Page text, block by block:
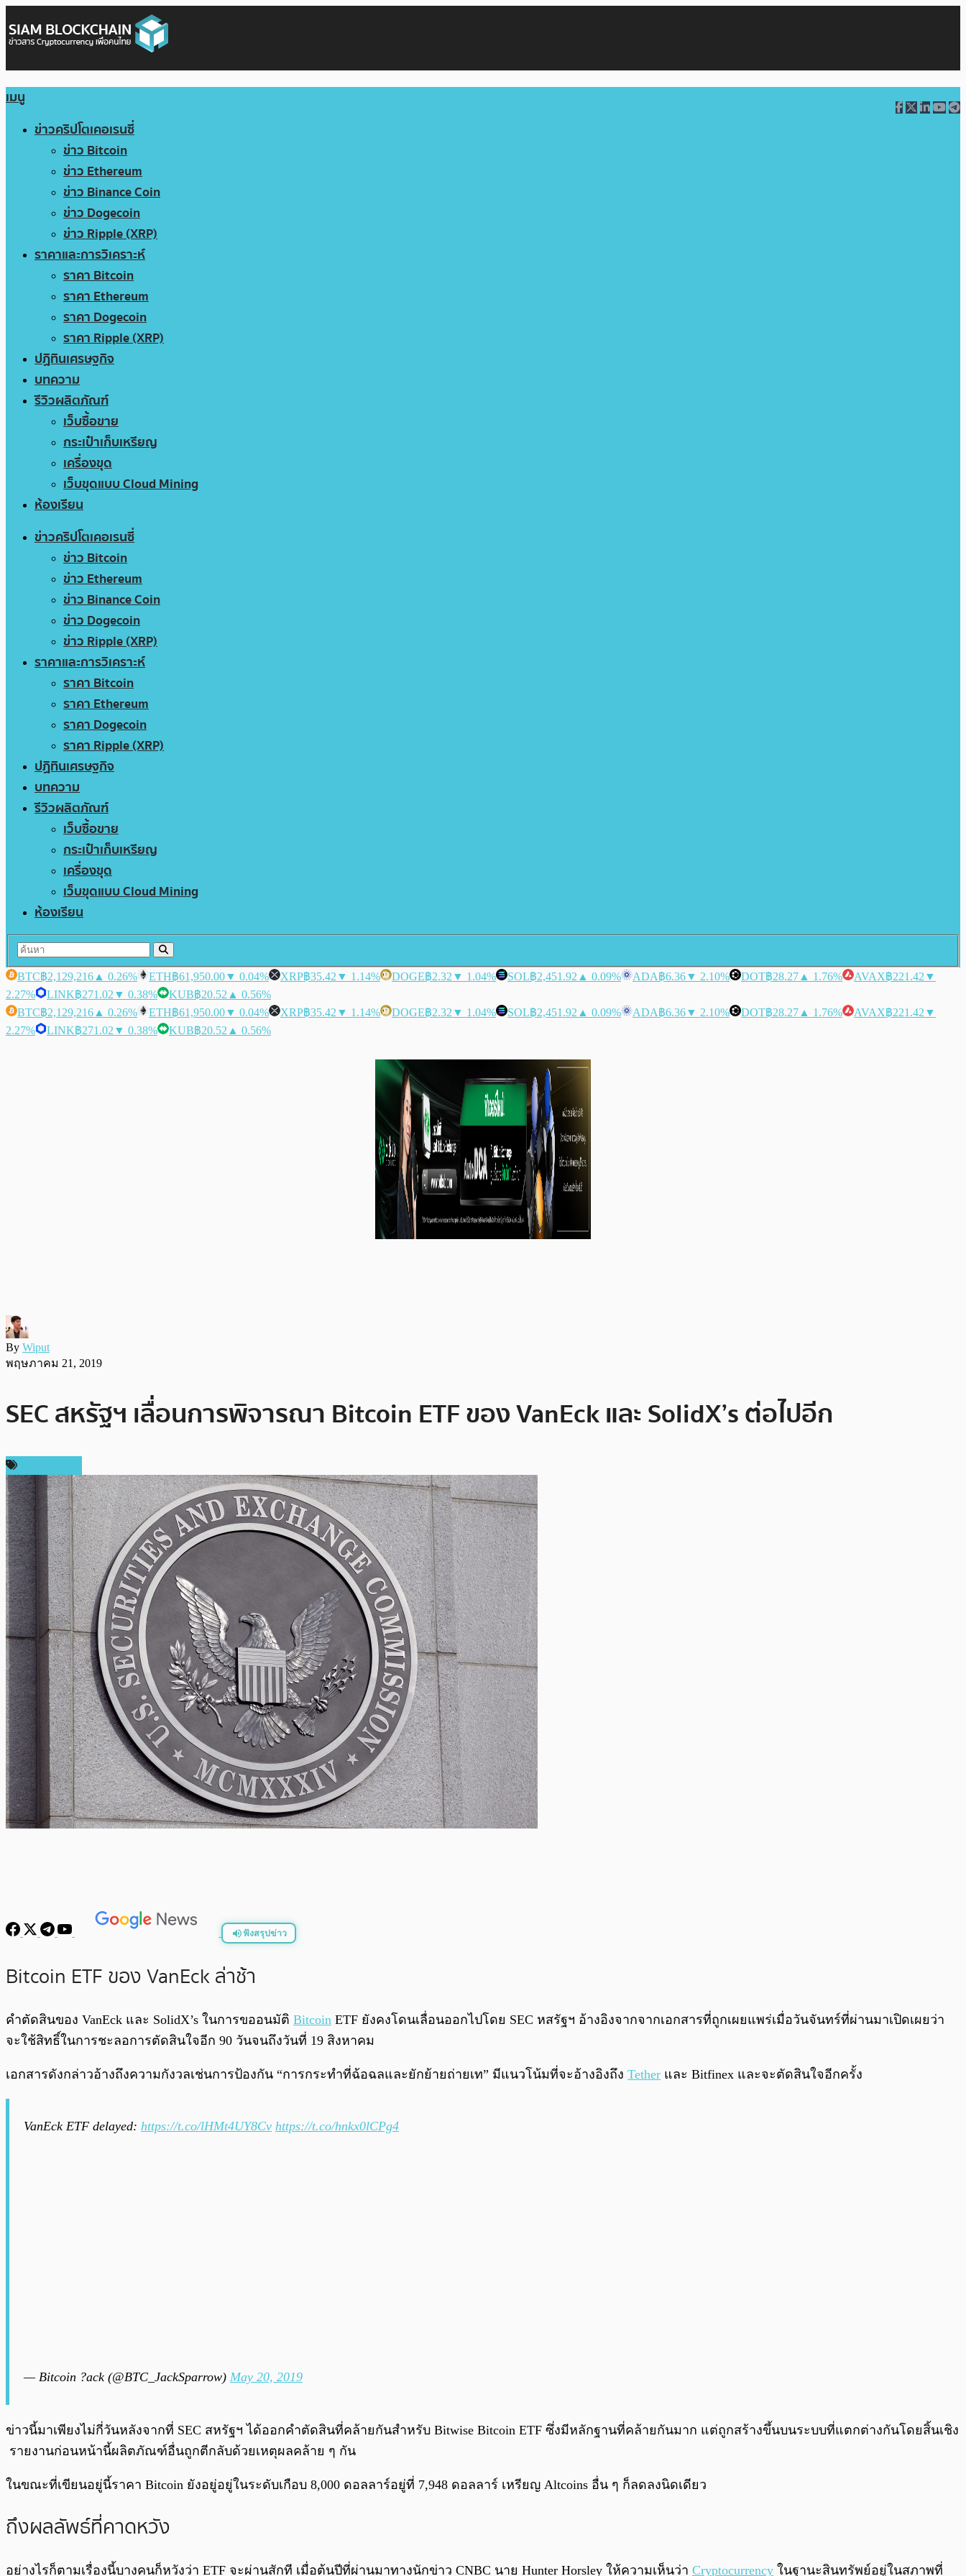
เมนู
ข่าวคริปโตเคอเรนซี่
ข่าว Bitcoin
ข่าว Ethereum
ข่าว Binance Coin
ข่าว Dogecoin
ข่าว Ripple (XRP)
ราคาและการวิเคราะห์
ราคา Bitcoin
ราคา Ethereum
ราคา Dogecoin
ราคา Ripple (XRP)
ปฏิทินเศรษฐกิจ
บทความ
รีวิวผลิตภัณฑ์
เว็บซื้อขาย
กระเป๋าเก็บเหรียญ
เครื่องขุด
เว็บขุดแบบ Cloud Mining
ห้องเรียน
ข่าวคริปโตเคอเรนซี่
ข่าว Bitcoin
ข่าว Ethereum
ข่าว Binance Coin
ข่าว Dogecoin
ข่าว Ripple (XRP)
ราคาและการวิเคราะห์
ราคา Bitcoin
ราคา Ethereum
ราคา Dogecoin
ราคา Ripple (XRP)
ปฏิทินเศรษฐกิจ
บทความ
รีวิวผลิตภัณฑ์
เว็บซื้อขาย
กระเป๋าเก็บเหรียญ
เครื่องขุด
เว็บขุดแบบ Cloud Mining
ห้องเรียน
BTC฿2,129,216 ▲ 0.26% ETH฿61,950.00▼ 0.04% XRP฿35.42 ▼ 1.14% DOGE฿2.32 ▼ 1.04% SOL฿2,451.92 ▲ 0.09% ADA฿6.36▼ 2.10% DOT฿28.27 ▲ 1.76% AVAX฿221.42 ▼
2.27%
LINK฿271.02 ▼ 0.38% KUB฿20.52 ▲ 0.56%
BTC฿2,129,216 ▲ 0.26% ETH฿61,950.00▼ 0.04% XRP฿35.42 ▼ 1.14% DOGE฿2.32 ▼ 1.04% SOL฿2,451.92 ▲ 0.09% ADA฿6.36▼ 2.10% DOT฿28.27 ▲ 1.76% AVAX฿221.42 ▼
2.27%
LINK฿271.02 ▼ 0.38% KUB฿20.52 ▲ 0.56%
By Wiput
พฤษภาคม 21, 2019
SEC สหรัฐฯ เลื่อนการพิจารณา Bitcoin ETF ของ VanEck และ SolidX’s ต่อไปอีก
ฟังสรุปข่าว
Bitcoin ETF ของ VanEck ล่าช้า
คำตัดสินของ VanEck และ SolidX’s ในการขออนมัติ Bitcoin ETF ยังคงโดนเลื่อนออกไปโดย SEC หสรัฐฯ อ้างอิงจากจากเอกสารที่ถูกเผยแพร่เมื่อวันจันทร์ที่ผ่านมาเปิดเผยว่า
จะใช้สิทธิ์ในการชะลอการตัดสินใจอีก 90 วันจนถึงวันที่ 19 สิงหาคม
เอกสารดังกล่าวอ้างถึงความกังวลเช่นการป้องกัน “การกระทำที่ฉ้อฉลและยักย้ายถ่ายเท” มีแนวโน้มที่จะอ้างอิงถึง Tether และ Bitfinex และจะตัดสินใจอีกครั้ง
VanEck ETF delayed: https://t.co/lHMt4UY8Cv https://t.co/hnkx0lCPg4
— Bitcoin ?ack (@BTC_JackSparrow) May 20, 2019
ข่าวนี้มาเพียงไม่กี่วันหลังจากที่ SEC สหรัฐฯ ได้ออกคำตัดสินที่คล้ายกันสำหรับ Bitwise Bitcoin ETF ซึ่งมีหลักฐานที่คล้ายกันมาก แต่ถูกสร้างขึ้นบนระบบที่แตกต่างกันโดยสิ้นเชิง
รายงานก่อนหน้านี้ผลิตภัณฑ์อื่นถูกตีกลับด้วยเหตุผลคล้าย ๆ กัน
ในขณะที่เขียนอยู่นี้ราคา Bitcoin ยังอยู่อยู่ในระดับเกือบ 8,000 ดอลลาร์อยู่ที่ 7,948 ดอลลาร์ เหรียญ Altcoins อื่น ๆ ก็ลดลงนิดเดียว
ถึงผลลัพธ์ที่คาดหวัง
อย่างไรก็ตามเรื่องนี้บางคนก็หวังว่า ETF จะผ่านสักที เมื่อต้นปีที่ผ่านมาทางนักข่าว CNBC นาย Hunter Horsley ให้ความเห็นว่า Cryptocurrency ในฐานะสินทรัพย์อยู่ในสภาพที่